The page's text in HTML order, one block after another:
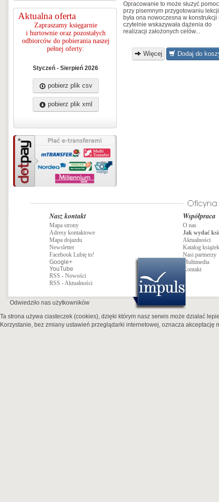
Aktualna oferta
Zapraszamy księgarnie
i hurtownie oraz pozostałych
odbiorców do pobierania naszej
pełnej oferty:
Styczeń - Sierpień 2026
pobierz plik csv
pobierz plik xml
Opracowanie to może służyć
przy pisemnym przygotowaniu
była ona nowoczesna w konstrukcji
czytelnie wskazywała dążenia do
realizacji założonych celów...
Więcej Dodaj do
Nasz kontakt
Mapa strony
Adresy kontaktowe
Mapa dojazdu
Newsletter
Facebook Lubię to!
Google+
YouTube
RSS - Nowości
RSS - Aktualności
Współpraca
O nas
Jak wydać
Aktualności
Katalog książek
Nasi partnerzy
Multimedia
Kontakt
Odwiedziło nas użytkowników
Ta strona używa ciasteczek (cookies), dzięki którym nasz serwis może działać
Korzystanie, bez zmiany ustawień przeglądarki internetowej, oznacza akceptację